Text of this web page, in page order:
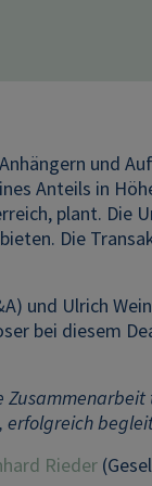
und
Anteils in
plant. Die
Die
und Ulrich
bei diesem
erfolgreich
Rieder